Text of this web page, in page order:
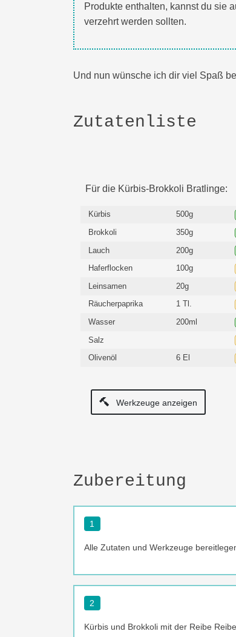
Produkte enthalten, kannst du sie
verzehrt werden sollten.
Und nun wünsche ich dir viel Spaß
Zutatenliste
Für die Kürbis-Brokkoli Bratlinge:
Kürbis 500g
Brokkoli 350g
Lauch 200g
Haferflocken 100g
Leinsamen 20g
Räucherpaprika 1 Tl.
Wasser 200ml
Salz
Olivenöl 6 El
Werkzeuge anzeigen
Zubereitung
1
Alle Zutaten und Werkzeuge
2
Kürbis und Brokkoli mit der Reibe